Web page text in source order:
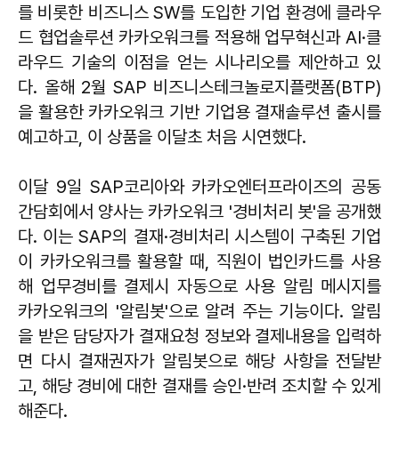
를 비롯한 비즈니스 SW를 도입한 기업 환경에 클라우
드 협업솔루션 카카오워크를 적용해 업무혁신과 AI·클
라우드 기술의 이점을 얻는 시나리오를 제안하고 있
다. 올해 2월 SAP 비즈니스테크놀로지플랫폼(BTP)
을 활용한 카카오워크 기반 기업용 결재솔루션 출시를
예고하고, 이 상품을 이달초 처음 시연했다.
이달 9일 SAP코리아와 카카오엔터프라이즈의 공동
간담회에서 양사는 카카오워크 '경비처리 봇'을 공개했
다. 이는 SAP의 결재·경비처리 시스템이 구축된 기업
이 카카오워크를 활용할 때, 직원이 법인카드를 사용
해 업무경비를 결제시 자동으로 사용 알림 메시지를
카카오워크의 '알림봇'으로 알려 주는 기능이다. 알림
을 받은 담당자가 결재요청 정보와 결제내용을 입력하
면 다시 결재권자가 알림봇으로 해당 사항을 전달받
고, 해당 경비에 대한 결재를 승인·반려 조치할 수 있게
해준다.